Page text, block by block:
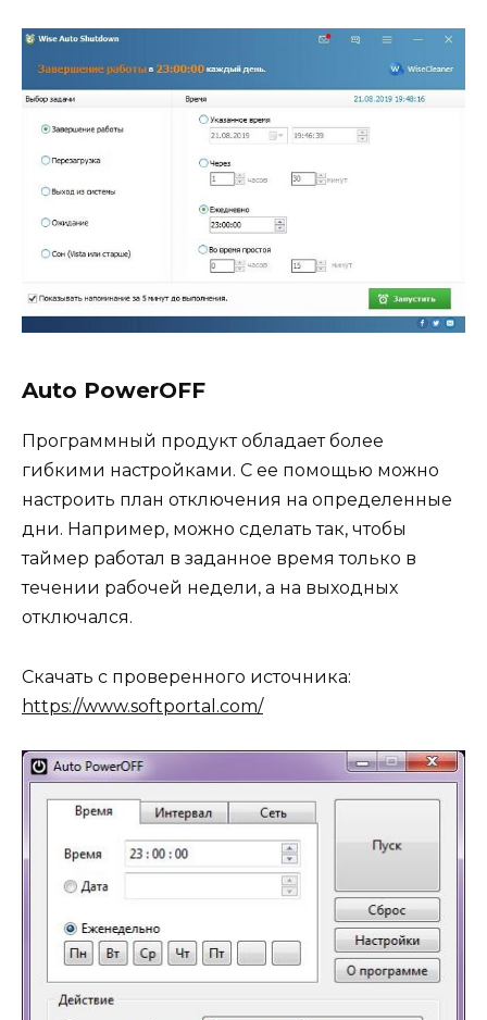
Auto PowerOFF
Программный продукт обладает более
гибкими настройками. С ее помощью можно
настроить план отключения на определенные
дни. Например, можно сделать так, чтобы
таймер работал в заданное время только в
течении рабочей недели, а на выходных
отключался.
Скачать с проверенного источника:
https://www.softportal.com/